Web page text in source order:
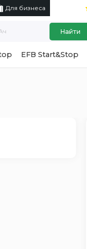
Для бизнеса
Найти
EFB Start&Stop